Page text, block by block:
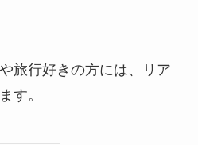
旅行好きの方には、リア
す。